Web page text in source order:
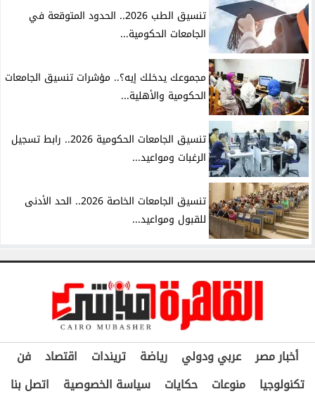
تنسيق الطب 2026.. الحدود المتوقعة في
الجامعات الحكومية...
مجموعك يدخلك إيه؟.. مؤشرات تنسيق الجامعات
الحكومية والأهلية...
تنسيق الجامعات الحكومية 2026.. رابط تسجيل
الرغبات ومواعيد...
تنسيق الجامعات الخاصة 2026.. الحد الأدنى
للقبول ومواعيد...
أخبار مصر عربي ودولي رياضة تريندات اقتصاد
فن
تكنولوجيا
منوعات حكايات سياسة الخصوصية اتصل بنا